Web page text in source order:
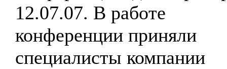
12.07.07. В работе
конференции приняли
специалисты компании